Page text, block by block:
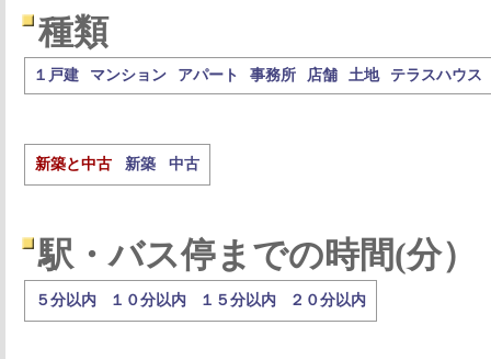
種類
１戸建 マンション アパート 事務所 店舗 土地 テラスハウス
新築と中古 新築 中古
駅・バス停までの時間(分）
５分以内 １０分以内 １５分以内 ２０分以内